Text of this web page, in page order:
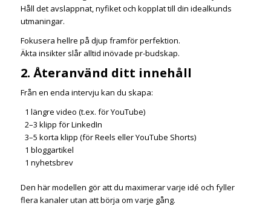
Håll det avslappnat, nyfiket och kopplat till din idealkunds
utmaningar.
Fokusera hellre på djup framför perfektion.
Äkta insikter slår alltid inövade pr-budskap.
2. Återanvänd ditt innehåll
Från en enda intervju kan du skapa:
1 längre video (t.ex. för YouTube)
2–3 klipp för LinkedIn
3–5 korta klipp (för Reels eller YouTube Shorts)
1 bloggartikel
1 nyhetsbrev
Den här modellen gör att du maximerar varje idé och fyller
flera kanaler utan att börja om varje gång.